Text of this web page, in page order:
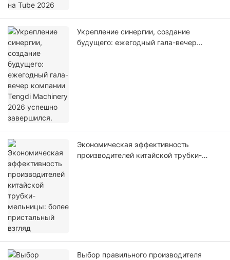
Укрепление синергии, создание
будущего: ежегодный гала-вечер
Экономическая эффективность
производителей китайской трубки-
Выбор правильного производителя